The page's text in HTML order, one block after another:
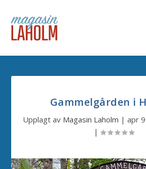
Gammelgården i
Upplagt av Magasin Laholm | apr
|